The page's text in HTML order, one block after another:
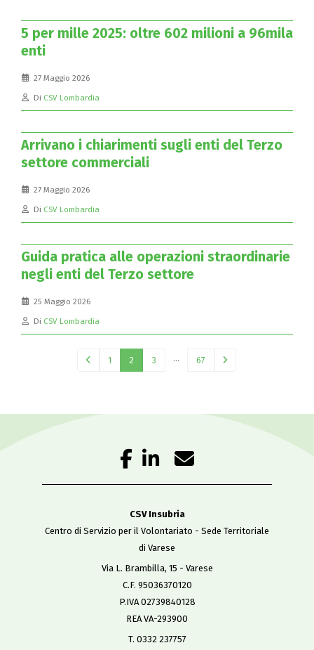
5 per mille 2025: oltre 602 milioni a 96mila
enti
27 Maggio 2026
Di CSV Lombardia
Arrivano i chiarimenti sugli enti del Terzo
settore commerciali
27 Maggio 2026
Di CSV Lombardia
Guida pratica alle operazioni straordinarie
negli enti del Terzo settore
25 Maggio 2026
Di CSV Lombardia
1 2 3 … 67
CSV Insubria
Centro di Servizio per il Volontariato - Sede Territoriale
di Varese
Via L. Brambilla, 15 - Varese
C.F. 95036370120
P.IVA 02739840128
REA VA-293900
T. 0332 237757